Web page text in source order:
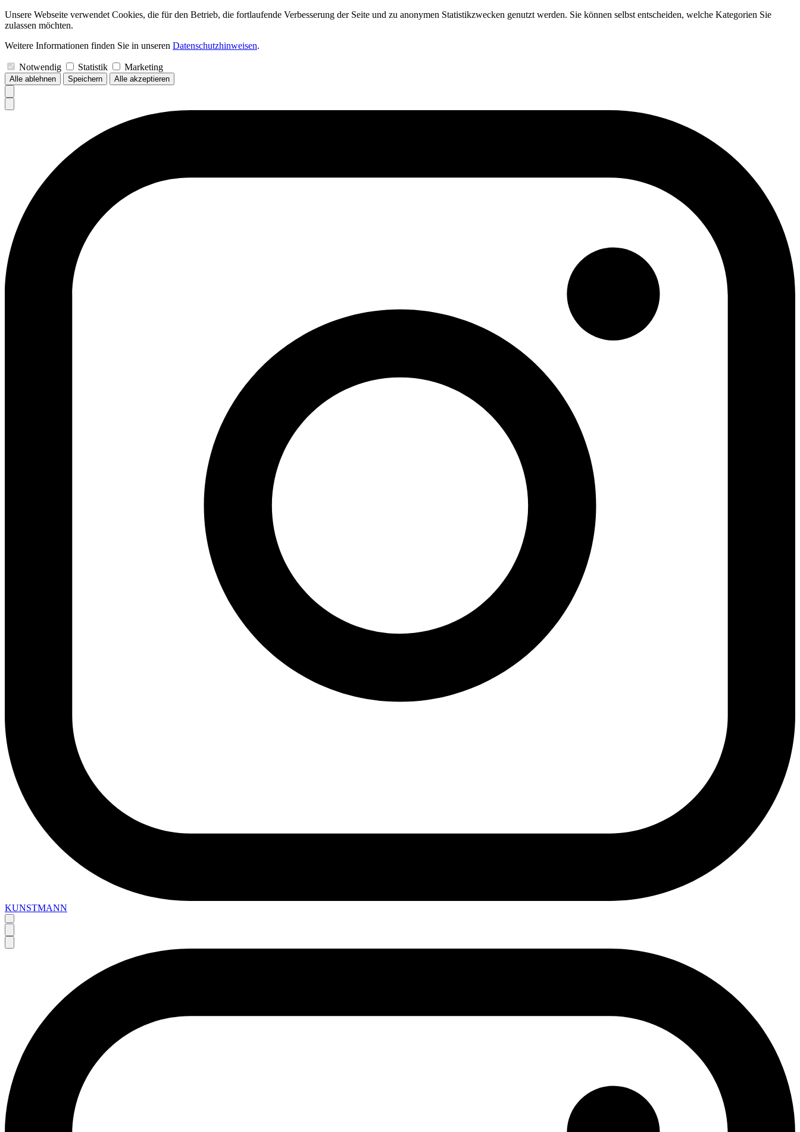
Unsere Webseite verwendet Cookies, die für den Betrieb, die fortlaufende Verbesserung der Seite und zu anonymen Statistikzwecken genutzt werden. Sie können selbst entscheiden, welche Kategorien Sie
zulassen möchten.
Weitere Informationen finden Sie in unseren Datenschutzhinweisen.
Notwendig Statistik Marketing
Alle ablehnen Speichern Alle akzeptieren
KUNSTMANN